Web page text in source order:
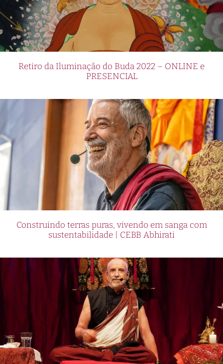
Retiro da Iluminação do Buda 2022 – ONLINE e
PRESENCIAL
Construindo terras puras, vivendo em sanga com
sustentabilidade | CEBB Abhirati